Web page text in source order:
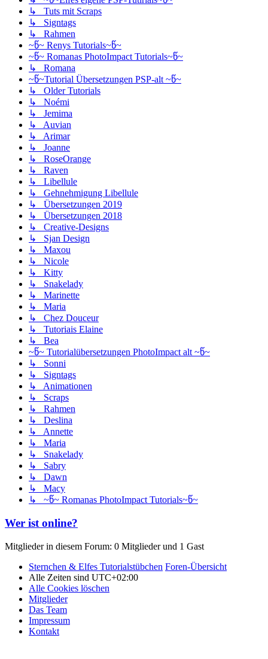
↳ Tuts mit Scraps
↳ Signtags
↳ Rahmen
~წ~ Renys Tutorials~წ~
~წ~ Romanas PhotoImpact Tutorials~წ~
↳ Romana
~წ~Tutorial Übersetzungen PSP-alt ~წ~
↳ Older Tutorials
↳ Noémi
↳ Jemima
↳ Auvian
↳ Arimar
↳ Joanne
↳ RoseOrange
↳ Raven
↳ Libellule
↳ Gehnehmigung Libellule
↳ Übersetzungen 2019
↳ Übersetzungen 2018
↳ Creative-Designs
↳ Sjan Design
↳ Maxou
↳ Nicole
↳ Kitty
↳ Snakelady
↳ Marinette
↳ Maria
↳ Chez Douceur
↳ Tutoriais Elaine
↳ Bea
~წ~ Tutorialübersetzungen PhotoImpact alt ~წ~
↳ Sonni
↳ Signtags
↳ Animationen
↳ Scraps
↳ Rahmen
↳ Deslina
↳ Annette
↳ Maria
↳ Snakelady
↳ Sabry
↳ Dawn
↳ Macy
↳ ~წ~ Romanas PhotoImpact Tutorials~წ~
Wer ist online?
Mitglieder in diesem Forum: 0 Mitglieder und 1 Gast
Sternchen & Elfes Tutorialstübchen Foren-Übersicht
Alle Zeiten sind UTC+02:00
Alle Cookies löschen
Mitglieder
Das Team
Impressum
Kontakt